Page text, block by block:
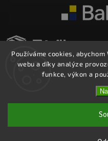
Používáme cookies,
webu a díky analýze
funkce, výkon a
E-SHOP
Upravit